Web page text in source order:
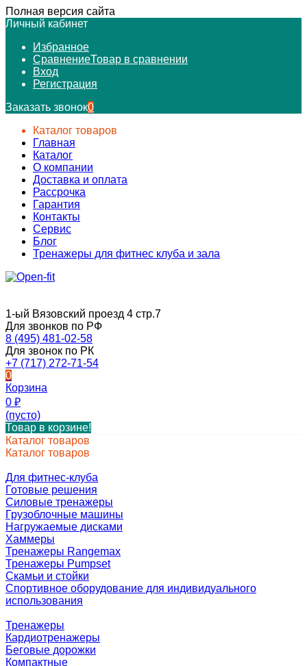
Полная версия сайта
Личный кабинет
Избранное
СравнениеТовар в сравнении
Вход
Регистрация
Заказать звонок0
Каталог товаров
Главная
Каталог
О компании
Доставка и оплата
Рассрочка
Гарантия
Контакты
Сервис
Блог
Тренажеры для фитнес клуба и зала
1-ый Вязовский проезд 4 стр.7
Для звонков по РФ
8 (495) 481-02-58
Для звонок по РК
+7 (717) 272-71-54
0
Корзина
0 ₽
(пусто)
Товар в корзине!
Каталог товаров
Каталог товаров
Для фитнес-клуба
Готовые решения
Силовые тренажеры
Грузоблочные машины
Нагружаемые дисками
Хаммеры
Тренажеры Rangemax
Тренажеры Pumpset
Скамьи и стойки
Спортивное оборудование для индивидуального
использования
Тренажеры
Кардиотренажеры
Беговые дорожки
Компактные